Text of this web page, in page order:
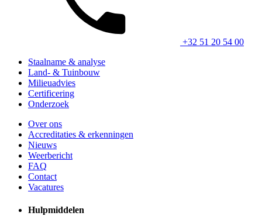
+32 51 20 54 00
Staalname & analyse
Land- & Tuinbouw
Milieuadvies
Certificering
Onderzoek
Over ons
Accreditaties & erkenningen
Nieuws
Weerbericht
FAQ
Contact
Vacatures
Hulpmiddelen